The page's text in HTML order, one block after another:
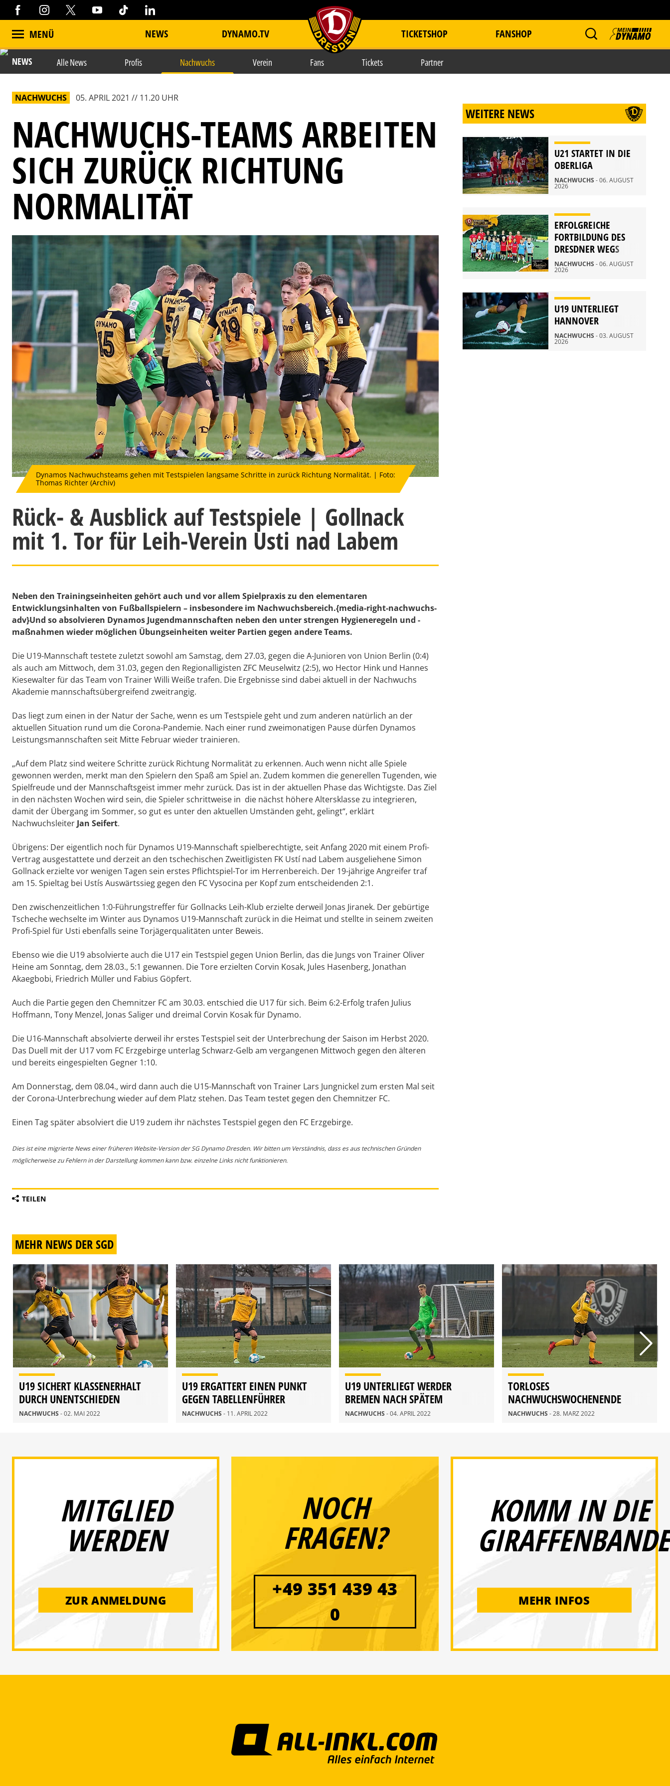
MENÜ NEWS DYNAMO.TV item.title TICKETSHOP FANSHOP
NEWS Alle News Profis Nachwuchs Verein Fans Tickets Partner
NACHWUCHS 05. APRIL 2021 // 11.20 UHR
NACHWUCHS-TEAMS ARBEITEN
SICH ZURÜCK RICHTUNG
NORMALITÄT
Dynamos Nachwuchsteams gehen mit Testspielen langsame Schritte in zurück Richtung Normalität. | Foto:
Thomas Richter (Archiv)
Rück- & Ausblick auf Testspiele | Gollnack
mit 1. Tor für Leih-Verein Usti nad Labem
Neben den Trainingseinheiten gehört auch und vor allem Spielpraxis zu den elementaren
Entwicklungsinhalten von Fußballspielern – insbesondere im Nachwuchsbereich.{media-right-nachwuchs-
adv}Und so absolvieren Dynamos Jugendmannschaften neben den unter strengen Hygieneregeln und -
maßnahmen wieder möglichen Übungseinheiten weiter Partien gegen andere Teams.
Die U19-Mannschaft testete zuletzt sowohl am Samstag, dem 27.03, gegen die A-Junioren von Union Berlin (0:4)
als auch am Mittwoch, dem 31.03, gegen den Regionalligisten ZFC Meuselwitz (2:5), wo Hector Hink und Hannes
Kiesewalter für das Team von Trainer Willi Weiße trafen. Die Ergebnisse sind dabei aktuell in der Nachwuchs
Akademie mannschaftsübergreifend zweitrangig.
Das liegt zum einen in der Natur der Sache, wenn es um Testspiele geht und zum anderen natürlich an der
aktuellen Situation rund um die Corona-Pandemie. Nach einer rund zweimonatigen Pause dürfen Dynamos
Leistungsmannschaften seit Mitte Februar wieder trainieren.
„Auf dem Platz sind weitere Schritte zurück Richtung Normalität zu erkennen. Auch wenn nicht alle Spiele
gewonnen werden, merkt man den Spielern den Spaß am Spiel an. Zudem kommen die generellen Tugenden, wie
Spielfreude und der Mannschaftsgeist immer mehr zurück. Das ist in der aktuellen Phase das Wichtigste. Das Ziel
in den nächsten Wochen wird sein, die Spieler schrittweise in die nächst höhere Altersklasse zu integrieren,
damit der Übergang im Sommer, so gut es unter den aktuellen Umständen geht, gelingt“, erklärt
Nachwuchsleiter Jan Seifert.
Übrigens: Der eigentlich noch für Dynamos U19-Mannschaft spielberechtigte, seit Anfang 2020 mit einem Profi-
Vertrag ausgestattete und derzeit an den tschechischen Zweitligisten FK Ustí nad Labem ausgeliehene Simon
Gollnack erzielte vor wenigen Tagen sein erstes Pflichtspiel-Tor im Herrenbereich. Der 19-jährige Angreifer traf
am 15. Spieltag bei Ustís Auswärtssieg gegen den FC Vysocina per Kopf zum entscheidenden 2:1.
Den zwischenzeitlichen 1:0-Führungstreffer für Gollnacks Leih-Klub erzielte derweil Jonas Jiranek. Der gebürtige
Tscheche wechselte im Winter aus Dynamos U19-Mannschaft zurück in die Heimat und stellte in seinem zweiten
Profi-Spiel für Usti ebenfalls seine Torjägerqualitäten unter Beweis.
Ebenso wie die U19 absolvierte auch die U17 ein Testspiel gegen Union Berlin, das die Jungs von Trainer Oliver
Heine am Sonntag, dem 28.03., 5:1 gewannen. Die Tore erzielten Corvin Kosak, Jules Hasenberg, Jonathan
Akaegbobi, Friedrich Müller und Fabius Göpfert.
Auch die Partie gegen den Chemnitzer FC am 30.03. entschied die U17 für sich. Beim 6:2-Erfolg trafen Julius
Hoffmann, Tony Menzel, Jonas Saliger und dreimal Corvin Kosak für Dynamo.
Die U16-Mannschaft absolvierte derweil ihr erstes Testspiel seit der Unterbrechung der Saison im Herbst 2020.
Das Duell mit der U17 vom FC Erzgebirge unterlag Schwarz-Gelb am vergangenen Mittwoch gegen den älteren
und bereits eingespielten Gegner 1:10.
Am Donnerstag, dem 08.04., wird dann auch die U15-Mannschaft von Trainer Lars Jungnickel zum ersten Mal seit
der Corona-Unterbrechung wieder auf dem Platz stehen. Das Team testet gegen den Chemnitzer FC.
Einen Tag später absolviert die U19 zudem ihr nächstes Testspiel gegen den FC Erzgebirge.
Dies ist eine migrierte News einer früheren Website-Version der SG Dynamo Dresden. Wir bitten um Verständnis, dass es aus technischen Gründen
möglicherweise zu Fehlern in der Darstellung kommen kann bzw. einzelne Links nicht funktionieren.
TEILEN
WEITERE NEWS
U21 STARTET IN DIE
OBERLIGA
NACHWUCHS - 06. AUGUST
2026
ERFOLGREICHE
FORTBILDUNG DES
DRESDNER WEGS
NACHWUCHS - 06. AUGUST
2026
U19 UNTERLIEGT
HANNOVER
NACHWUCHS - 03. AUGUST
2026
MEHR NEWS DER SGD
U19 SICHERT KLASSENERHALT
DURCH UNENTSCHIEDEN
NACHWUCHS - 02. MAI 2022
U19 ERGATTERT EINEN PUNKT
GEGEN TABELLENFÜHRER
NACHWUCHS - 11. APRIL 2022
U19 UNTERLIEGT WERDER
BREMEN NACH SPÄTEM
DOPPELSCHLAG
NACHWUCHS - 04. APRIL 2022
TORLOSES
NACHWUCHSWOCHENENDE
NACHWUCHS - 28. MÄRZ 2022
MITGLIED
WERDEN
ZUR ANMELDUNG
NOCH
FRAGEN?
+49 351 439 43
0
KOMM IN DIE
GIRAFFENBANDE
MEHR INFOS